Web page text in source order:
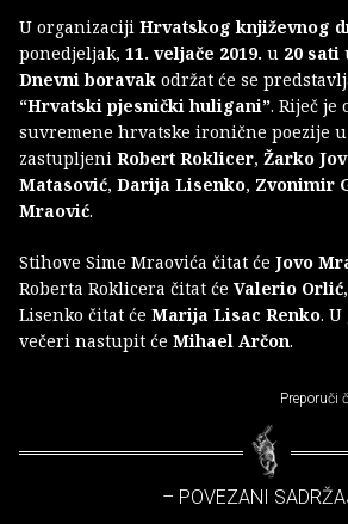
U organizaciji Hrvatskog književnog
ponedjeljak, 11. veljače 2019. u 20 sati
Dnevni boravak održat će se
“Hrvatski pjesnički huligani”. Riječ je
suvremene hrvatske ironične poezije
zastupljeni Robert Roklicer, Žarko
Matasović, Darija Lisenko, Zvonimir
Mraović.
Stihove Sime Mraovića čitat će Jovo
Roberta Roklicera čitat će Valerio Orlić
Lisenko čitat će Marija Lisac Renko.
večeri nastupit će Mihael Arčon.
Preporuči
– POVEZANI